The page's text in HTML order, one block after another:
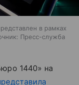
в рамках
Пресс-служба
1440» на